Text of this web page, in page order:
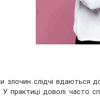
слідчі вдаються
практиці доволі часто